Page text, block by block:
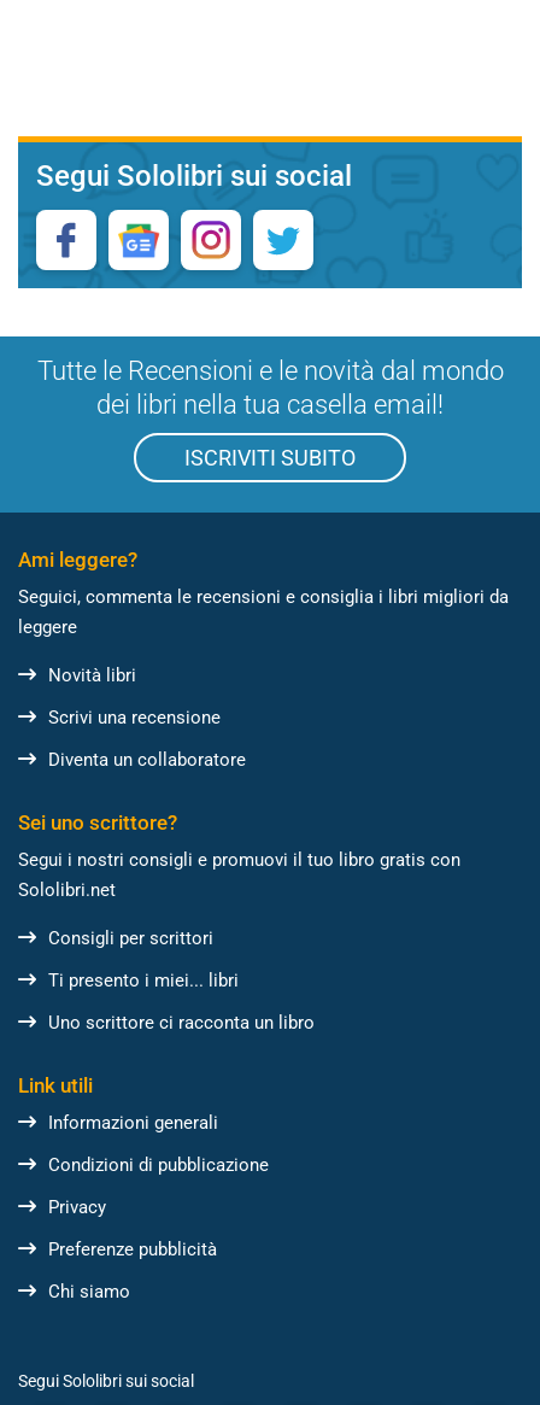
Segui Sololibri sui social
Tutte le Recensioni e le novità dal mondo
dei libri nella tua casella email!
ISCRIVITI SUBITO
Ami leggere?
Seguici, commenta le recensioni e consiglia i libri migliori da
leggere
Novità libri
Scrivi una recensione
Diventa un collaboratore
Sei uno scrittore?
Segui i nostri consigli e promuovi il tuo libro gratis con
Sololibri.net
Consigli per scrittori
Ti presento i miei... libri
Uno scrittore ci racconta un libro
Link utili
Informazioni generali
Condizioni di pubblicazione
Privacy
Preferenze pubblicità
Chi siamo
Segui Sololibri sui social